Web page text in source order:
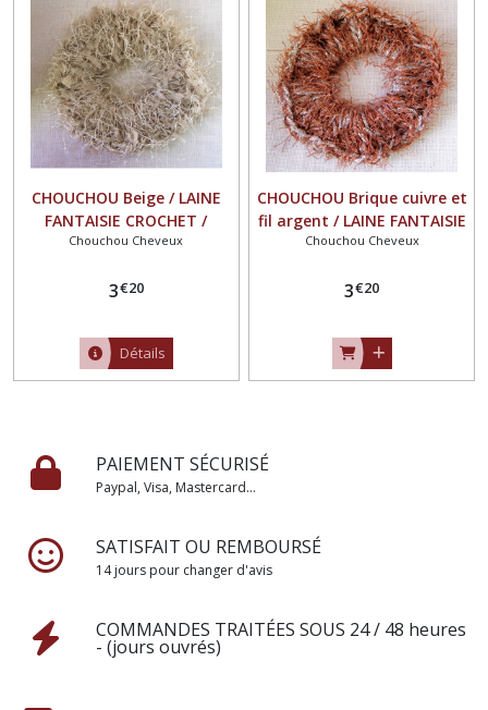
CHOUCHOU Beige / LAINE
FANTAISIE CROCHET /
ÉLASTIQUE CHEVEUX queue
Chouchou Cheveux
3€20
Détails
CHOUCHOU Brique cuivre et
fil argent / LAINE FANTAISIE
CROCHET / ÉLASTIQUE
Chouchou Cheveux
3€20
PAIEMENT SÉCURISÉ
Paypal, Visa, Mastercard...
SATISFAIT OU REMBOURSÉ
14 jours pour changer d'avis
COMMANDES TRAITÉES SOUS 24 / 48 heures
- (jours ouvrés)